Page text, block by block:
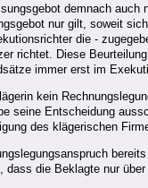
demnach
nur gilt, soweit
die -
richtet. Diese
immer erst im
kein
seine Entscheidung
des klägerischen
dass die Beklagte nur